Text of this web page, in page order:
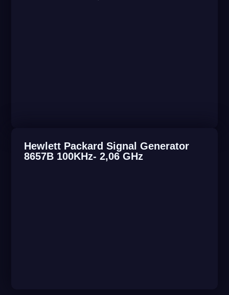
Hewlett Packard Signal Generator
8657B 100KHz- 2,06 GHz